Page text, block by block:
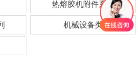
热熔胶机附件系列
机械设备类